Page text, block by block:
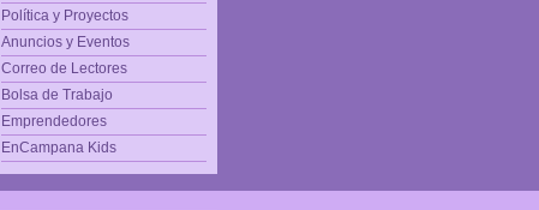
Política y Proyectos
Anuncios y Eventos
Correo de Lectores
Bolsa de Trabajo
Emprendedores
EnCampana Kids